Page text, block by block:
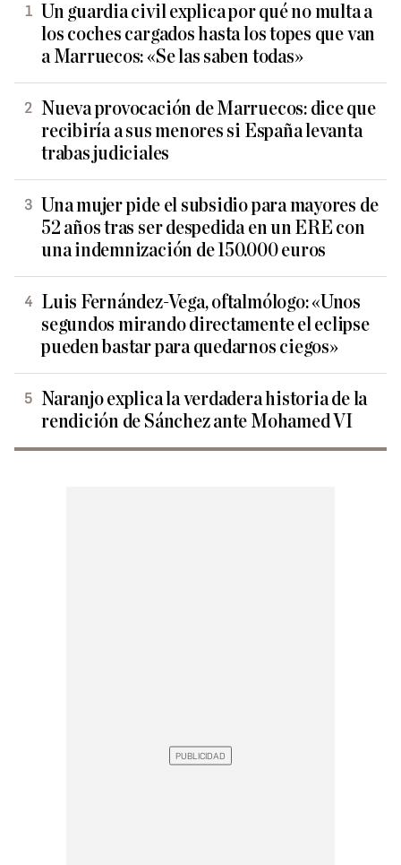
Un guardia civil explica por qué no multa a
los coches cargados hasta los topes que van
a Marruecos: «Se las saben todas»
Nueva provocación de Marruecos: dice que
recibiría a sus menores si España levanta
trabas judiciales
Una mujer pide el subsidio para mayores de
52 años tras ser despedida en un ERE con
una indemnización de 150.000 euros
Luis Fernández-Vega, oftalmólogo: «Unos
segundos mirando directamente el eclipse
pueden bastar para quedarnos ciegos»
Naranjo explica la verdadera historia de la
rendición de Sánchez ante Mohamed VI